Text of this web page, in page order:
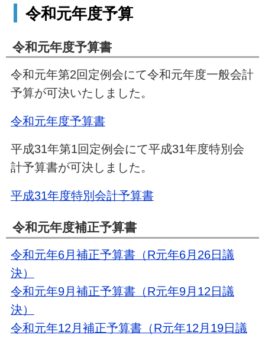
令和元年度予算
令和元年度予算書
令和元年第2回定例会にて令和元年度一般会計
予算が可決いたしました。
令和元年度予算書
平成31年第1回定例会にて平成31年度特別会
計予算書が可決しました。
平成31年度特別会計予算書
令和元年度補正予算書
令和元年6月補正予算書（R元年6月26日議
決）
令和元年9月補正予算書（R元年9月12日議
決）
令和元年12月補正予算書（R元年12月19日議